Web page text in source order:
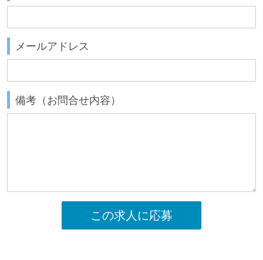
メールアドレス
備考（お問合せ内容）
この求人に応募